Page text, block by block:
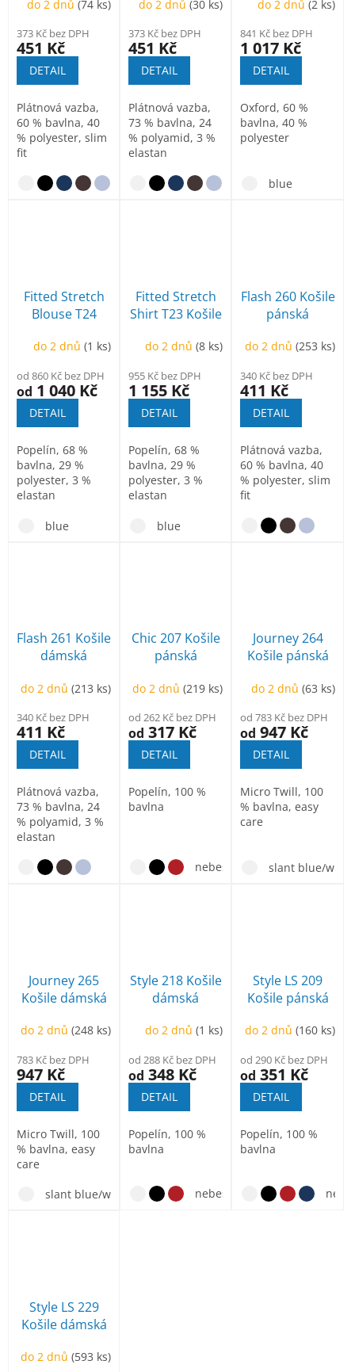
do 2 dnů(74 ks)
373 Kč bez DPH
451 Kč
DETAIL
Plátnová vazba,
60 % bavlna, 40
% polyester, slim
fit
do 2 dnů(30 ks)
373 Kč bez DPH
451 Kč
DETAIL
Plátnová vazba,
73 % bavlna, 24
% polyamid, 3 %
elastan
do 2 dnů (2 ks)
841 Kč bez DPH
1 017 Kč
DETAIL
Oxford, 60 %
bavlna, 40 %
polyester
blue
Fitted Stretch
Blouse T24
do 2 dnů(1 ks)
od 860 Kč bez DPH
od 1 040 Kč
DETAIL
Popelín, 68 %
bavlna, 29 %
polyester, 3 %
elastan
blue
Fitted Stretch
Shirt T23 Košile
do 2 dnů(8 ks)
955 Kč bez DPH
1 155 Kč
DETAIL
Popelín, 68 %
bavlna, 29 %
polyester, 3 %
elastan
blue
Flash 260 Košile
pánská
do 2 dnů (253 ks)
340 Kč bez DPH
411 Kč
DETAIL
Plátnová vazba,
60 % bavlna, 40
% polyester, slim
fit
Flash 261 Košile
dámská
do 2 dnů(213 ks)
340 Kč bez DPH
411 Kč
DETAIL
Plátnová vazba,
73 % bavlna, 24
% polyamid, 3 %
elastan
Chic 207 Košile
pánská
do 2 dnů(219 ks)
od 262 Kč bez DPH
od 317 Kč
DETAIL
Popelín, 100 %
bavlna
nebesky modrá
Journey 264
Košile pánská
do 2 dnů (63 ks)
od 783 Kč bez DPH
od 947 Kč
DETAIL
Micro Twill, 100
% bavlna, easy
care
slant blue/white
Journey 265
Košile dámská
do 2 dnů(248 ks)
783 Kč bez DPH
947 Kč
DETAIL
Micro Twill, 100
% bavlna, easy
care
slant blue/white
storm gray melange
Style 218 Košile
dámská
do 2 dnů(1 ks)
od 288 Kč bez DPH
od 348 Kč
DETAIL
Popelín, 100 %
bavlna
nebesky modrá
Style LS 209
Košile pánská
do 2 dnů (160 ks)
od 290 Kč bez DPH
od 351 Kč
DETAIL
Popelín, 100 %
bavlna
Style LS 229
Košile dámská
do 2 dnů(593 ks)